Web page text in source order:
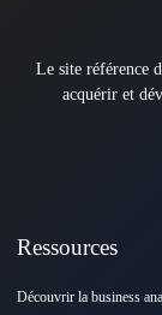
Le site référence
acquérir et
Ressources
Découvrir la business